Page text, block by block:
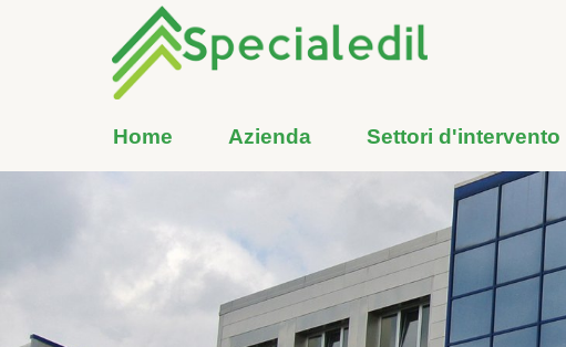
Home Azienda Settori d'intervento